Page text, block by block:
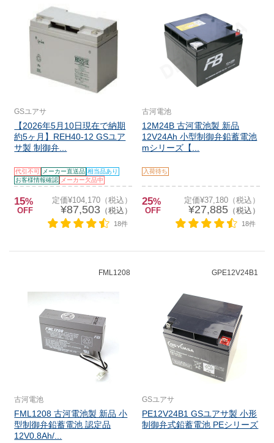
GSユアサ
【2026年5月10日現在で納期
約5ヶ月】REH40-12 GSユア
サ製 制御弁...
代引不可 メーカー直送品 相当品あり
お客様情報確認
メーカー欠品中
15%
OFF
定価¥104,170（税込）
¥87,503（税込）
18件
古河電池
12M24B 古河電池製 新品
12V24Ah 小型制御弁鉛蓄電池
mシリーズ【...
入荷待ち
25%
OFF
定価¥37,180（税込）
¥27,885（税込）
18件
FML1208
古河電池
FML1208 古河電池製 新品 小
型制御弁鉛蓄電池 認定品
12V0.8Ah/...
GPE12V24B1
GSユアサ
PE12V24B1 GSユアサ製 小形
制御弁式鉛蓄電池 PEシリーズ